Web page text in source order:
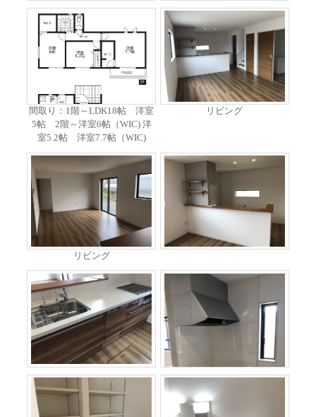
間取り：1階～LDK18帖 洋室
5帖 2階～洋室6帖（WIC) 洋
室5.2帖 洋室7.7帖（WIC)
リビング
リビング